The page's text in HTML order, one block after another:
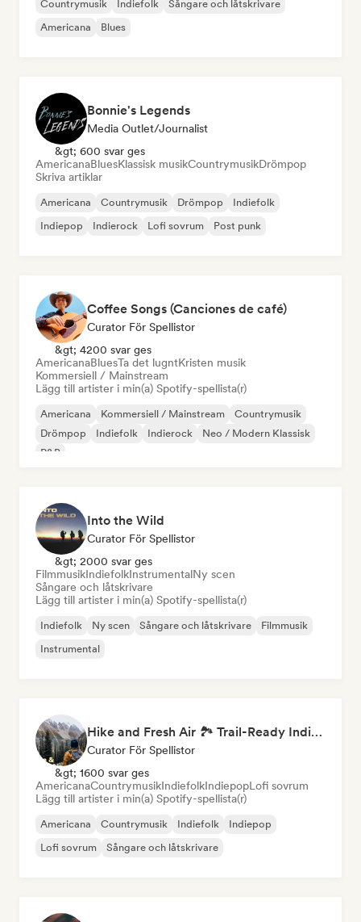
Countrymusik Indiefolk
Sångare och låtskrivare
Americana
Blues
Bonnie's Legends
Media Outlet/Journalist
&gt; 600 svar ges
AmericanaBluesKlassisk musikCountrymusikDrömpop
Skriva artiklar
Americana Countrymusik Drömpop
Indiefolk
Indiepop
Indierock Lofi sovrum Post punk
Coffee Songs (Canciones de café)
Curator För Spellistor
&gt; 4200 svar ges
AmericanaBluesTa det lugntKristen musik
Kommersiell / Mainstream
Lägg till artister i min(a) Spotify-spellista(r)
Americana Kommersiell / Mainstream
Countrymusik
Drömpop
Indiefolk Indierock
Neo / Modern Klassisk
R&B
Into the Wild
Curator För Spellistor
&gt; 2000 svar ges
FilmmusikIndiefolkInstrumentalNy scen
Sångare och låtskrivare
Lägg till artister i min(a) Spotify-spellista(r)
Indiefolk Ny scen Sångare och låtskrivare
Filmmusik
Instrumental
Hike and Fresh Air 🏞️ Trail-Ready Indie Folk & Acoustic
Curator För Spellistor
&gt; 1600 svar ges
AmericanaCountrymusikIndiefolkIndiepopLofi sovrum
Lägg till artister i min(a) Spotify-spellista(r)
Americana Countrymusik Indiefolk
Indiepop
Lofi sovrum
Sångare och låtskrivare